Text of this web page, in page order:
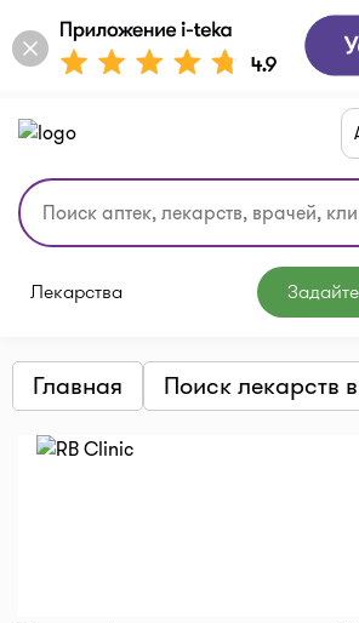
Лекарства
Главная Поиск лекарств